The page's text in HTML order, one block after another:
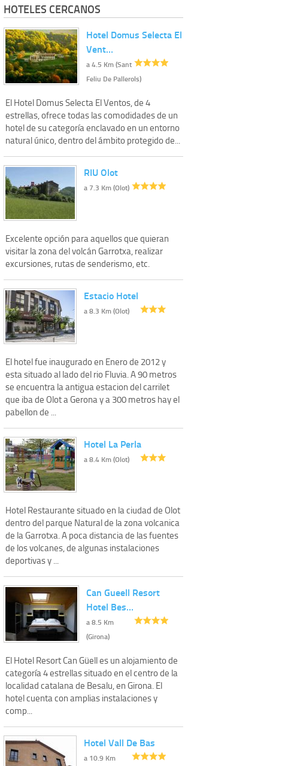
HOTELES CERCANOS
Hotel Domus Selecta El
Vent…
a 4.5 Km (Sant
Feliu De Pallerols)
El Hotel Domus Selecta El Ventos, de 4
estrellas, ofrece todas las comodidades de un
hotel de su categoría enclavado en un entorno
natural único, dentro del ámbito protegido de...
RIU Olot
a 7.3 Km (Olot)
Excelente opción para aquellos que quieran
visitar la zona del volcán Garrotxa, realizar
excursiones, rutas de senderismo, etc.
Estacio Hotel
a 8.3 Km (Olot)
El hotel fue inaugurado en Enero de 2012 y
esta situado al lado del rio Fluvia. A 90 metros
se encuentra la antigua estacion del carrilet
que iba de Olot a Gerona y a 300 metros hay el
pabellon de ...
Hotel La Perla
a 8.4 Km (Olot)
Hotel Restaurante situado en la ciudad de Olot
dentro del parque Natural de la zona volcanica
de la Garrotxa. A poca distancia de las fuentes
de los volcanes, de algunas instalaciones
deportivas y ...
Can Gueell Resort
Hotel Bes…
a 8.5 Km
(Girona)
El Hotel Resort Can Güell es un alojamiento de
categoría 4 estrellas situado en el centro de la
localidad catalana de Besalu, en Girona. El
hotel cuenta con amplias instalaciones y
comp...
Hotel Vall De Bas
a 10.9 Km